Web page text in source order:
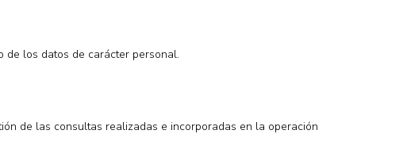
de los datos de carácter personal.
de las consultas realizadas e incorporadas en la operación